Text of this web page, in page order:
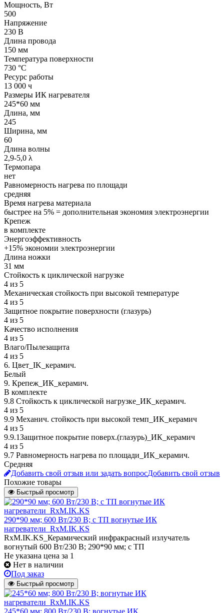
Мощность, Вт
500
Напряжение
230 В
Длина провода
150 мм
Температура поверхности
730 °С
Ресурс работы
13 000 ч
Размеры ИК нагревателя
245*60 мм
Длина, мм
245
Ширина, мм
60
Длина волны
2,9-5,0 λ
Термопара
нет
Равномерность нагрева по площади
средняя
Время нагрева материала
быстрее на 5% = дополнительная экономия электроэнергии
Крепеж
в комплекте
Энергоэффективность
+15% экономии электроэнергии
Длина ножки
31 мм
Стойкость к циклической нагрузке
4 из 5
Механическая стойкость при высокой температуре
4 из 5
Защитное покрытие поверхности (глазурь)
4 из 5
Качество исполнения
4 из 5
Влаго/Пылезащита
4 из 5
6. Цвет_IK_керамич.
Белый
9. Крепеж_ИК_керамич.
В комплекте
9.8 Стойкость к циклической нагрузке_ИК_керамич.
4 из 5
9.9 Механич. стойкость при высокой темп_ИК_керамич
4 из 5
9.9.1Защитное покрытие поверх.(глазурь)_ИК_керамич
4 из 5
9.7 Равномерность нагрева по площади_ИК_керамич.
Средняя
Добавить свой отзыв или задать вопросДобавить свой отзыв
Похожие товары
Быстрый просмотр
290*90 мм; 600 Вт/230 В; с ТП вогнутые ИК
нагреватели_RxM.IK.KS
RxM.IK.KS_Керамический инфракрасный излучатель
вогнутый 600 Вт/230 В; 290*90 мм; с ТП
Не указана цена за 1
Нет в наличии
Под заказ
Быстрый просмотр
245*60 мм; 800 Вт/230 В; вогнутые ИК